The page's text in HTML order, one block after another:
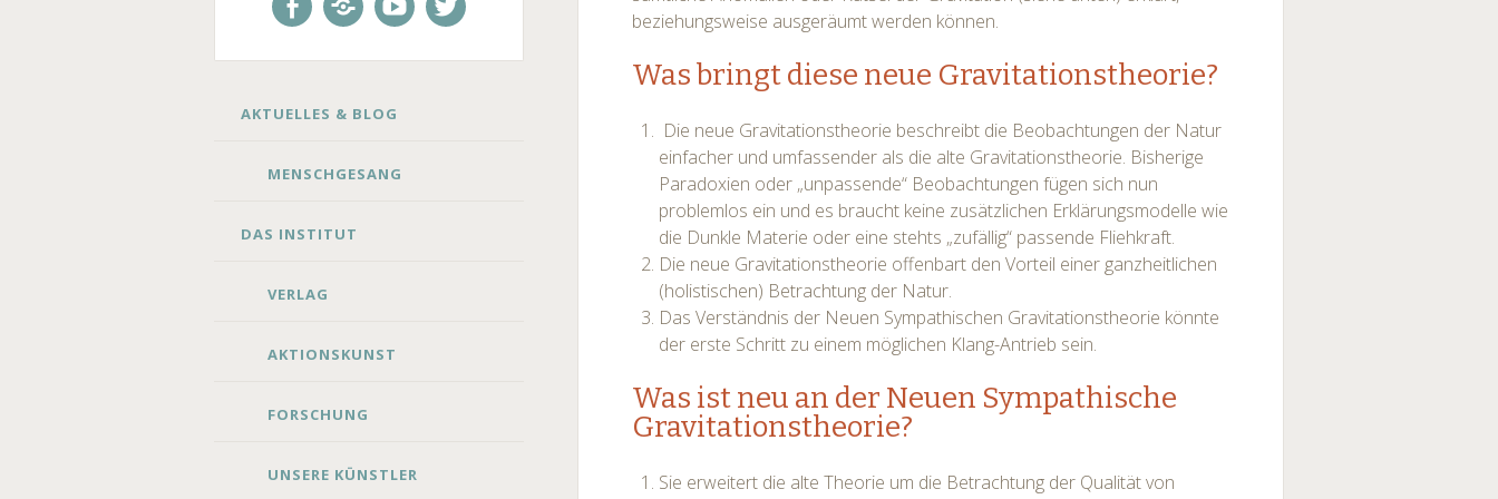
SKIP
AKTUELLES & BLOG
MENSCHGESANG
DAS INSTITUT
VERLAG
AKTIONSKUNST
FORSCHUNG
UNSERE KÜNSTLER
beziehungsweise ausgeräumt werden können.
Was bringt diese neue Gravitationstheorie?
Die neue Gravitationstheorie beschreibt die Beobachtungen der Natur
einfacher und umfassender als die alte Gravitationstheorie. Bisherige
Paradoxien oder „unpassende“ Beobachtungen fügen sich nun
problemlos ein und es braucht keine zusätzlichen Erklärungsmodelle wie
die Dunkle Materie oder eine stehts „zufällig“ passende Fliehkraft.
Die neue Gravitationstheorie offenbart den Vorteil einer ganzheitlichen
(holistischen) Betrachtung der Natur.
Das Verständnis der Neuen Sympathischen Gravitationstheorie könnte
der erste Schritt zu einem möglichen Klang-Antrieb sein.
Was ist neu an der Neuen Sympathische
Gravitationstheorie?
Sie erweitert die alte Theorie um die Betrachtung der Qualität von